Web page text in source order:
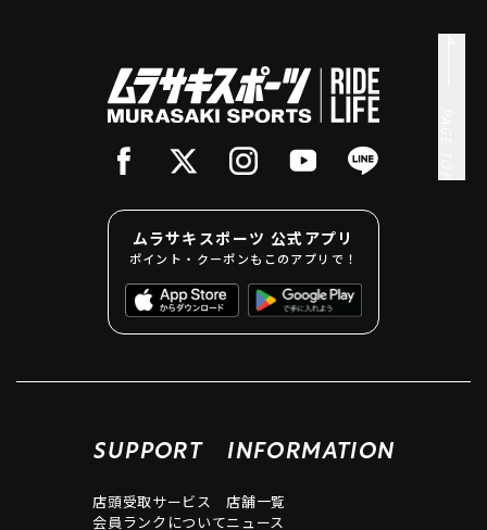
ムラサキスポーツ 公式アプリ
ポイント・クーポンもこのアプリで！
SUPPORT
店頭受取サービス
会員ランクについて
INFORMATION
店舗一覧
ニュース